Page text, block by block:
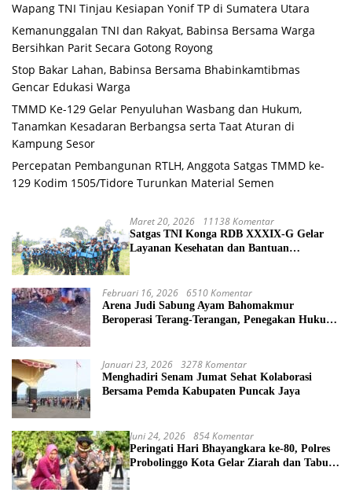
Wapang TNI Tinjau Kesiapan Yonif TP di Sumatera Utara
Kemanunggalan TNI dan Rakyat, Babinsa Bersama Warga
Bersihkan Parit Secara Gotong Royong
Stop Bakar Lahan, Babinsa Bersama Bhabinkamtibmas
Gencar Edukasi Warga
TMMD Ke-129 Gelar Penyuluhan Wasbang dan Hukum,
Tanamkan Kesadaran Berbangsa serta Taat Aturan di
Kampung Sesor
Percepatan Pembangunan RTLH, Anggota Satgas TMMD ke-
129 Kodim 1505/Tidore Turunkan Material Semen
Maret 20, 2026 11138 Komentar
Satgas TNI Konga RDB XXXIX-G Gelar
Layanan Kesehatan dan Bantuan
Februari 16, 2026 6510 Komentar
Arena Judi Sabung Ayam Bahomakmur
Beroperasi Terang-Terangan, Penegakan Hukum
Januari 23, 2026 3278 Komentar
Menghadiri Senam Jumat Sehat Kolaborasi
Bersama Pemda Kabupaten Puncak Jaya
Juni 24, 2026 854 Komentar
Peringati Hari Bhayangkara ke-80, Polres
Probolinggo Kota Gelar Ziarah dan Tabur